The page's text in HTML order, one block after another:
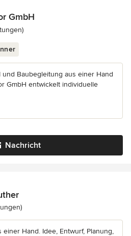
GmbH
4.7 von 5 Sternen
Baubegleitung aus einer Hand
GmbH entwickelt individuelle
Nachricht
4.6 von 5 Sternen
Hand. Idee, Entwurf, Planung,